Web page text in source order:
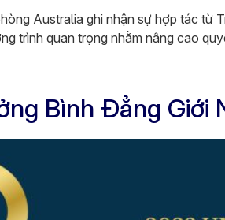
Australia ghi nhận sự hợp tác từ
trình ​​quan trọng nhằm nâng cao
Bình Đẳng Giới